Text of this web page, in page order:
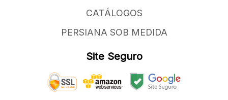
CATÁLOGOS
PERSIANA SOB MEDIDA
Site Seguro